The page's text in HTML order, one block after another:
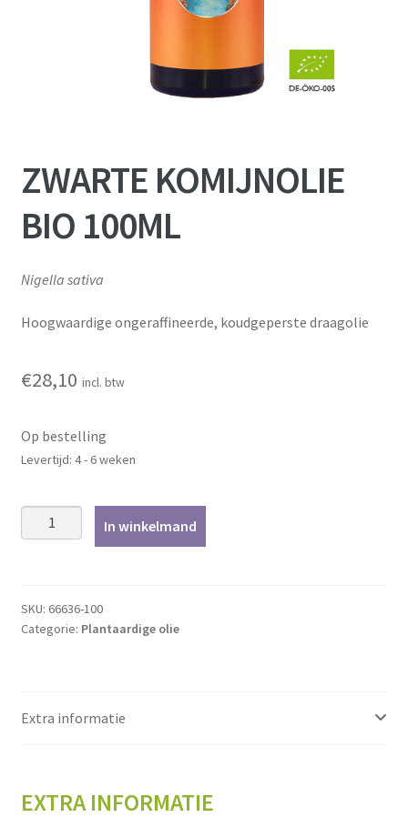
ZWARTE KOMIJNOLIE
BIO 100ML
Nigella sativa
Hoogwaardige ongeraffineerde, koudgeperste draagolie
€28,10 incl. btw
Op bestelling
Levertijd: 4 - 6 weken
Komijn,
zwarte
aantal
In winkelmand
SKU: 66636-100
Categorie: Plantaardige olie
Extra informatie
EXTRA INFORMATIE